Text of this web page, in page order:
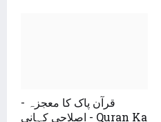
قرآن پاک کا معجزہ -
اصلاحی کہانی - Quran Ka